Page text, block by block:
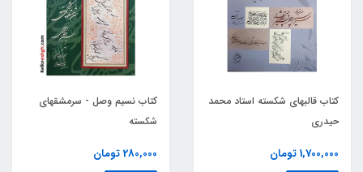
کتاب قالبهای شکسته استاد محمد
حیدری
1,700,000 تومان
کتاب نسیم وصل - سرمشقهای
شکسته
280,000 تومان